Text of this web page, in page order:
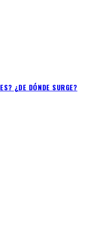
¿DE DÓNDE SURGE?